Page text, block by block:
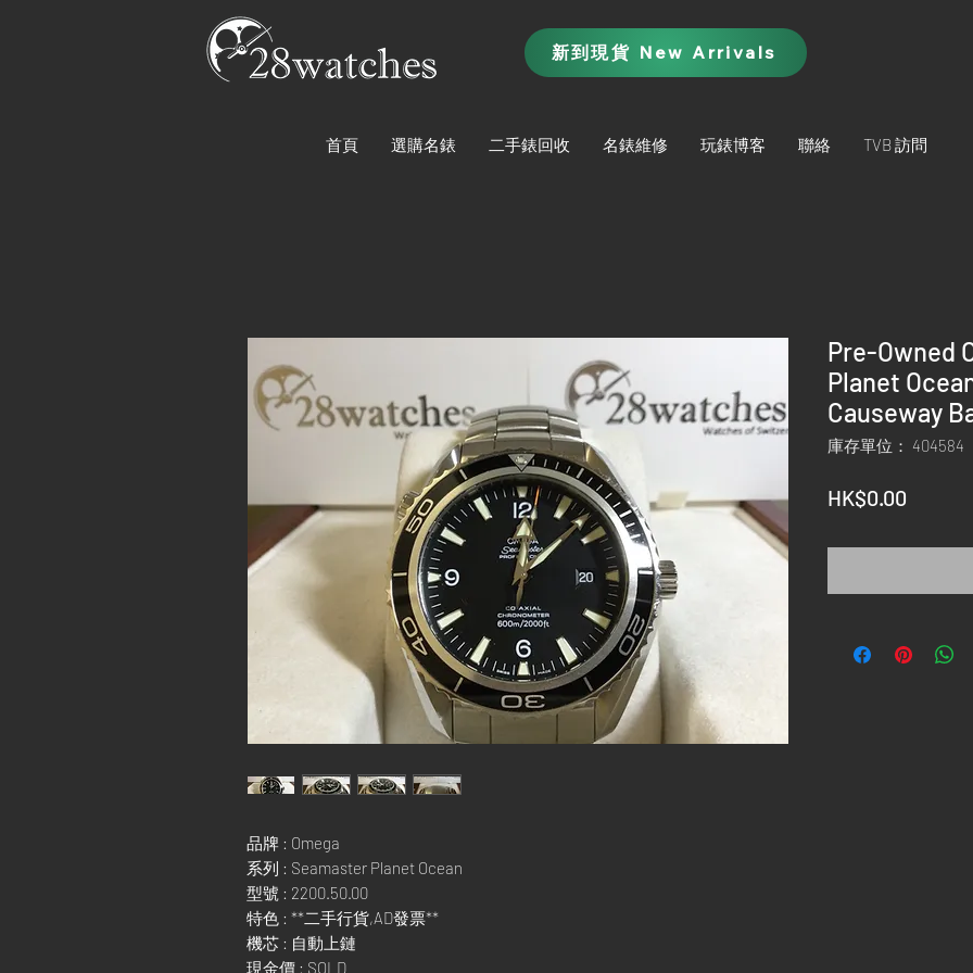
新到現貨 New Arrivals
首頁 選購名錶 二手錶回收 名錶維修 玩錶博客 聯絡 TVB 訪問
品牌 : Omega
系列 : Seamaster Planet Ocean
型號 : 2200.50.00
特色 : **二手行貨,AD發票**
機芯 : 自動上鏈
現金價 : SOLD
Pre-Owned
Planet
Causeway
庫存單位： 404584
HK$0.00